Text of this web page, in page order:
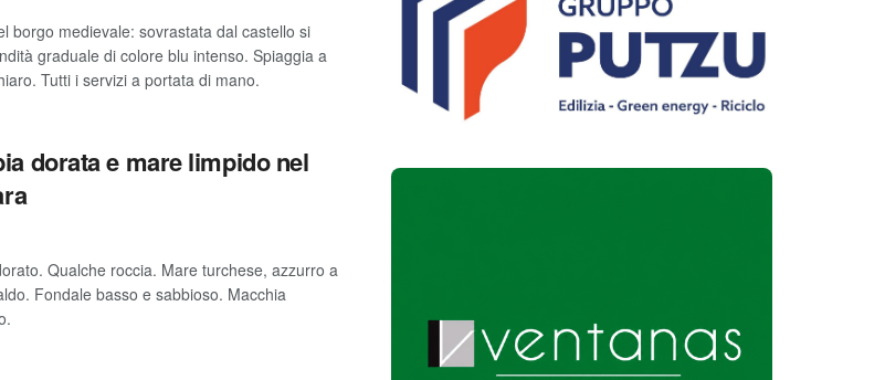
borgo medievale: sovrastata dal castello si
graduale di colore blu intenso. Spiaggia a
Tutti i servizi a portata di mano.
dorata e mare limpido nel
Qualche roccia. Mare turchese, azzurro a
Fondale basso e sabbioso. Macchia